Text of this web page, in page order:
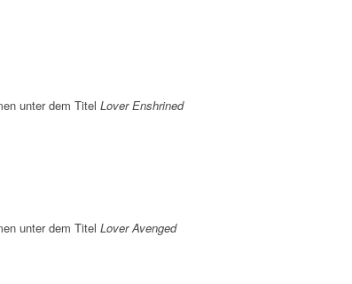
unter dem Titel Lover Enshrined
unter dem Titel Lover Avenged